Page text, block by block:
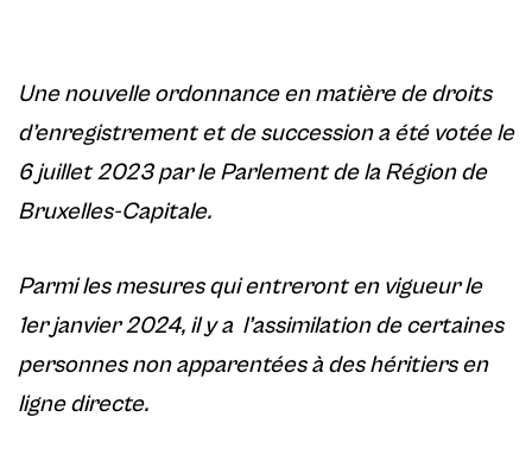
Une nouvelle ordonnance en matière de droits
d’enregistrement et de succession a été votée le
6 juillet 2023 par le Parlement de la Région de
Bruxelles-Capitale.
Parmi les mesures qui entreront en vigueur le
1er janvier 2024, il y a l’assimilation de certaines
personnes non apparentées à des héritiers en
ligne directe.